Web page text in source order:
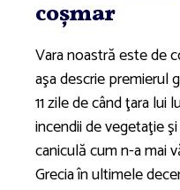
coşmar
Vara noastră este de
aşa descrie premierul
11 zile de când ţara lui
incendii de vegetaţie
caniculă cum n-a mai
Grecia în ultimele